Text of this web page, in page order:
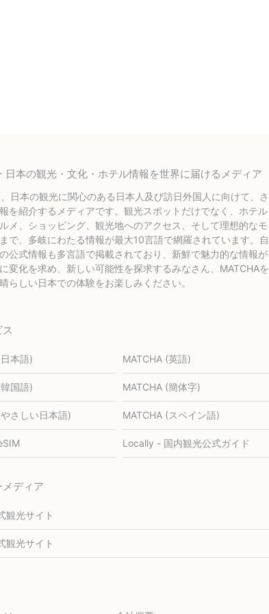
日本の観光・文化・ホテル情報を世界に届けるメディア
日本の観光に関心のある日本人及び訪日外国人に向けて、さ
を紹介するメディアです。観光スポットだけでなく、ホテル
メ、ショッピング、観光地へのアクセス、そして理想的なモ
で、多岐にわたる情報が最大10言語で網羅されています。自
公式情報も多言語で掲載されており、新鮮で魅力的な情報が
変化を求め、新しい可能性を探求するみなさん、MATCHAを
らしい日本での体験をお楽しみください。
本語) MATCHA (英語)
国語) MATCHA (簡体字)
さしい日本語) MATCHA (スペイン語)
Locally - 国内観光公式ガイド
ディア
観光サイト
観光サイト